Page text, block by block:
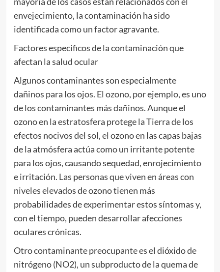
envejecimiento, la contaminación ha sido
identificada como un factor agravante.
Factores específicos de la contaminación que
afectan la salud ocular
Algunos contaminantes son especialmente
dañinos para los ojos. El ozono, por ejemplo, es uno
de los contaminantes más dañinos. Aunque el
ozono en la estratosfera protege la Tierra de los
efectos nocivos del sol, el ozono en las capas bajas
de la atmósfera actúa como un irritante potente
para los ojos, causando sequedad, enrojecimiento
e irritación. Las personas que viven en áreas con
niveles elevados de ozono tienen más
probabilidades de experimentar estos síntomas y,
con el tiempo, pueden desarrollar afecciones
oculares crónicas.
Otro contaminante preocupante es el dióxido de
nitrógeno (NO2), un subproducto de la quema de